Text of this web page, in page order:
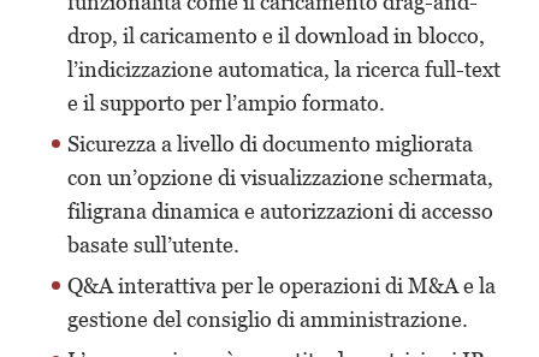
drop, il caricamento e il download in blocco,
l’indicizzazione automatica, la ricerca full-text
e il supporto per l’ampio formato.
Sicurezza a livello di documento migliorata
con un’opzione di visualizzazione schermata,
filigrana dinamica e autorizzazioni di accesso
basate sull’utente.
Q&A interattiva per le operazioni di M&A e la
gestione del consiglio di amministrazione.